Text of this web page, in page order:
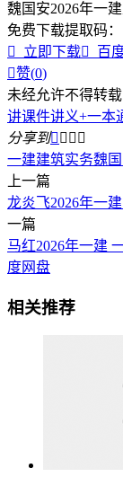
魏国安2026年一
免费下载提取码：

立即下载
百
赞(0)
未经允许不得转载
讲课件讲义+一本
分享到   
一建建筑实务魏
上一篇
龙炎飞2026年一
一篇
马红2026年一建
度网盘
相关推荐